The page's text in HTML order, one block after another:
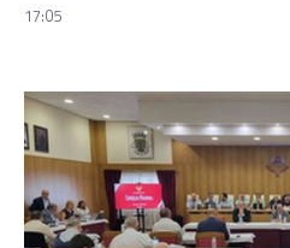
17:05